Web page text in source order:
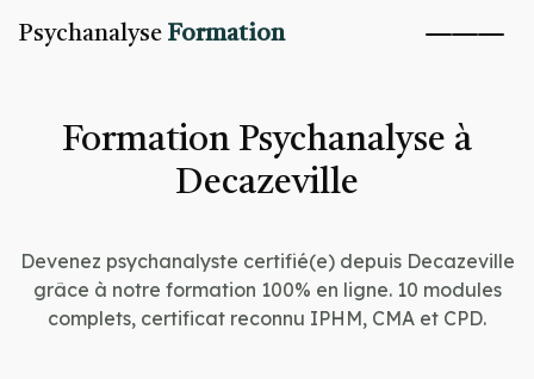
Psychanalyse Formation
Formation Psychanalyse à
Decazeville
Devenez psychanalyste certifié(e) depuis Decazeville
grâce à notre formation 100% en ligne. 10 modules
complets, certificat reconnu IPHM, CMA et CPD.